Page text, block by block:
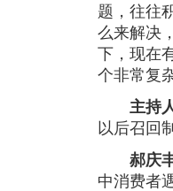
题，往往
么来解决
下，现在
个非常复
主持
以后召回
郝庆
中消费者